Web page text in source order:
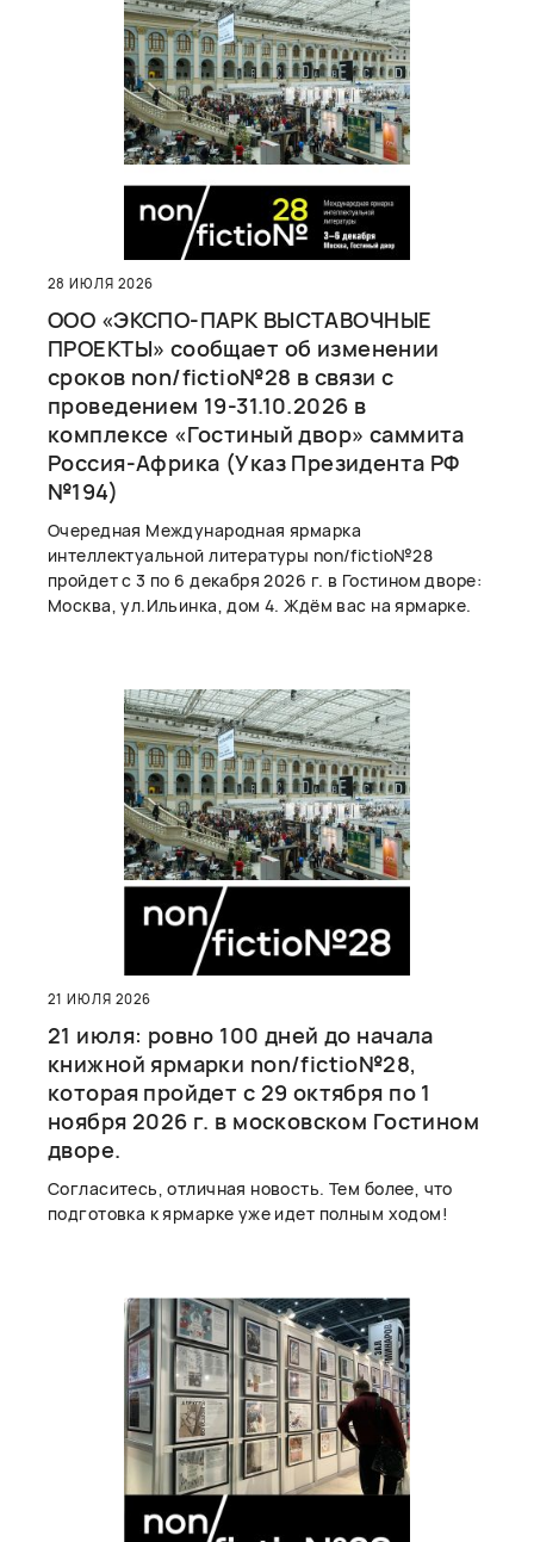
28 ИЮЛЯ 2026
ООО «ЭКСПО-ПАРК ВЫСТАВОЧНЫЕ
ПРОЕКТЫ» сообщает об изменении
сроков non/fictio№28 в связи с
проведением 19-31.10.2026 в
комплексе «Гостиный двор» саммита
Россия-Африка (Указ Президента РФ
№194)
Очередная Международная ярмарка
интеллектуальной литературы non/fictio№28
пройдет с 3 по 6 декабря 2026 г. в Гостином дворе:
Москва, ул.Ильинка, дом 4. Ждём вас на ярмарке.
21 ИЮЛЯ 2026
21 июля: ровно 100 дней до начала
книжной ярмарки non/fictio№28,
которая пройдет с 29 октября по 1
ноября 2026 г. в московском Гостином
дворе.
Согласитесь, отличная новость. Тем более, что
подготовка к ярмарке уже идет полным ходом!